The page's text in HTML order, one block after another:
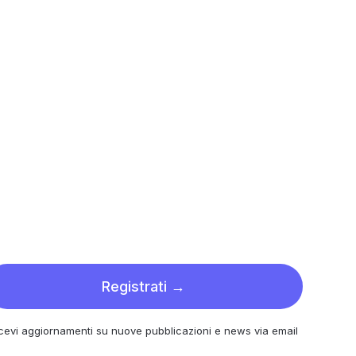
Registrati →
aggiornamenti su nuove pubblicazioni e news via email